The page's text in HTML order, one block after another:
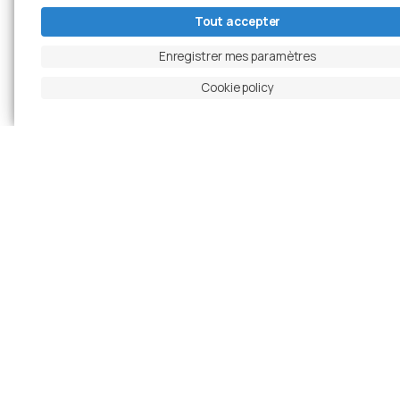
Tout accepter
Enregistrer mes paramètres
Cookie policy